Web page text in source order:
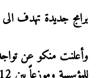
برامج جديدة تهدف